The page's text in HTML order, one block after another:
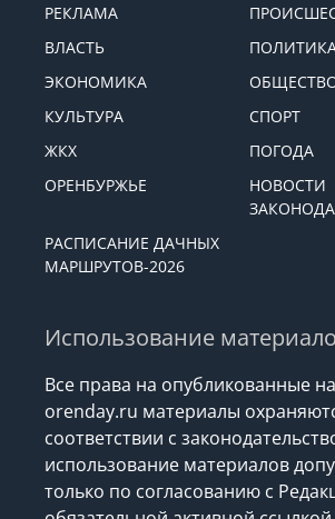
РЕКЛАМА
ВЛАСТЬ
ЭКОНОМИКА
КУЛЬТУРА
СПОРТ
ЖКХ
ПОГОДА
ОРЕНБУРЖЬЕ
НОВОСТИ
РАСПИСАНИЕ ДАЧНЫХ
МАРШРУТОВ-2026
Использование
Все права на опубликованные
orenday.ru материалы
соответствии с
использование материалов
только по согласованию с